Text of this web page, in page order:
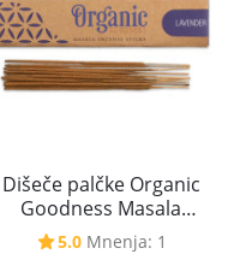
Dišeče palčke Organic
Goodness Masala
Lavender - Sivka, 15 g
5.0 Mnenja: 1